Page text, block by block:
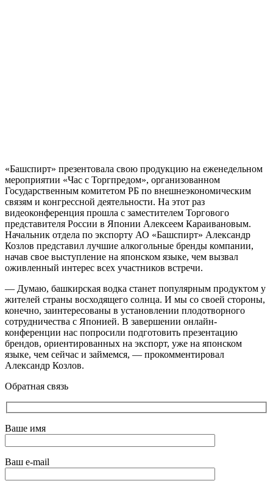
«Башспирт» презентовала свою продукцию на еженедельном
мероприятии «Час с Торгпредом», организованном
Государственным комитетом РБ по внешнеэкономическим
связям и конгрессной деятельности. На этот раз
видеоконференция прошла с заместителем Торгового
представителя России в Японии Алексеем Караивановым.
Начальник отдела по экспорту АО «Башспирт» Александр
Козлов представил лучшие алкогольные бренды компании,
начав свое выступление на японском языке, чем вызвал
оживленный интерес всех участников встречи.
— Думаю, башкирская водка станет популярным продуктом у
жителей страны восходящего солнца. И мы со своей стороны,
конечно, заинтересованы в установлении плодотворного
сотрудничества с Японией. В завершении онлайн-
конференции нас попросили подготовить презентацию
брендов, ориентированных на экспорт, уже на японском
языке, чем сейчас и займемся, — прокомментировал
Александр Козлов.
Обратная связь
Ваше имя
Ваш e-mail